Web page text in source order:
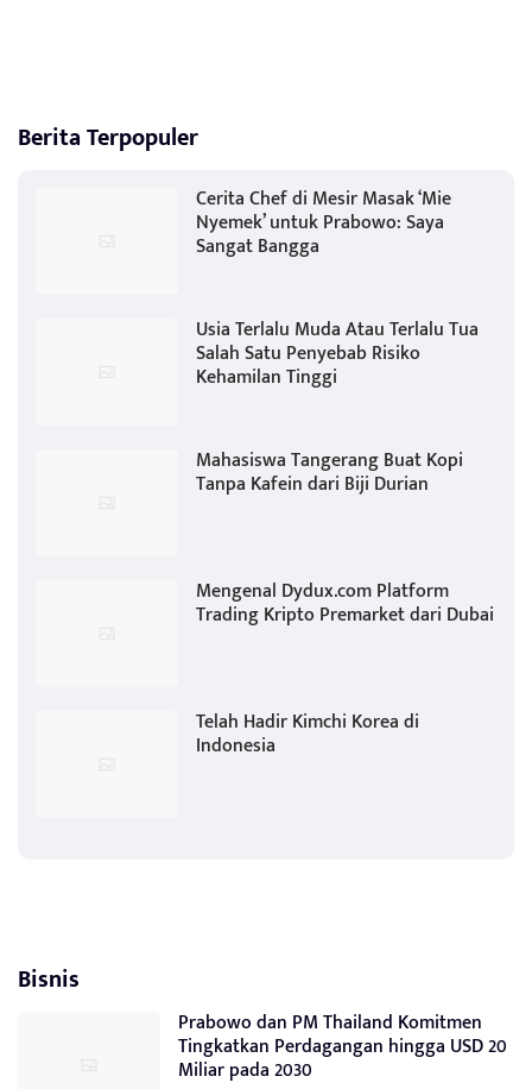
Berita Terpopuler
Cerita Chef di Mesir Masak ‘Mie
Nyemek’ untuk Prabowo: Saya
Sangat Bangga
Usia Terlalu Muda Atau Terlalu Tua
Salah Satu Penyebab Risiko
Kehamilan Tinggi
Mahasiswa Tangerang Buat Kopi
Tanpa Kafein dari Biji Durian
Mengenal Dydux.com Platform
Trading Kripto Premarket dari Dubai
Telah Hadir Kimchi Korea di
Indonesia
Bisnis
Prabowo dan PM Thailand Komitmen
Tingkatkan Perdagangan hingga USD 20
Miliar pada 2030